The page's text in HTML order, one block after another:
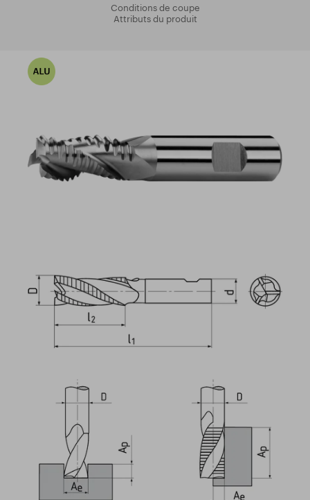
Conditions de coupe
Attributs du produit